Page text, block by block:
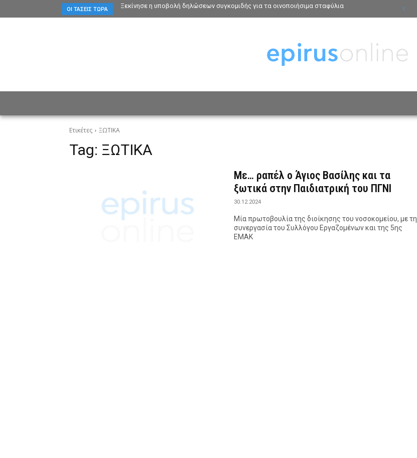
ΟΙ ΤΆΣΕΙΣ ΤΏΡΑ Ξεκίνησε η υποβολή δηλώσεων συγκομιδής για τα οινοποιήσιμα σταφύλια
Ετικέτες ΞΩΤΙΚΑ
Tag: ΞΩΤΙΚΑ
Με… ραπέλ ο Άγιος Βασίλης και τα
ξωτικά στην Παιδιατρική του ΠΓΝΙ
30.12.2024
Μία πρωτοβουλία της διοίκησης του νοσοκομείου, με τη
συνεργασία του Συλλόγου Εργαζομένων και της 5ης
ΕΜΑΚ